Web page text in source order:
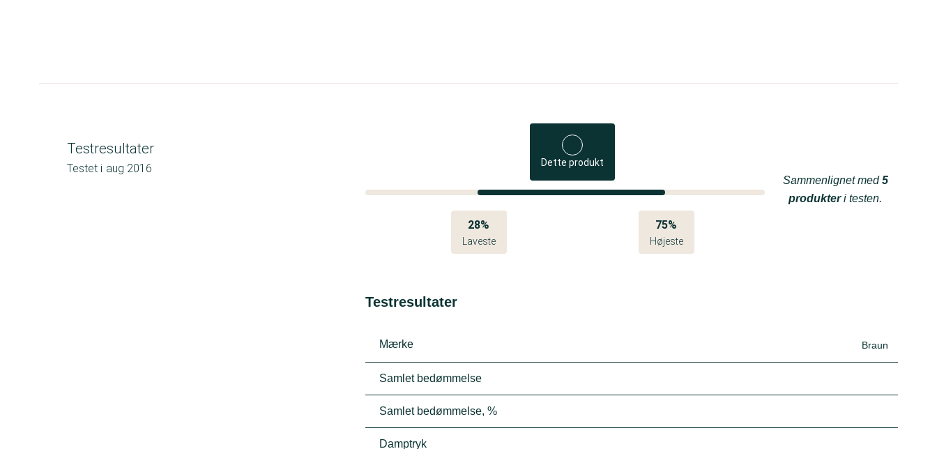
Testresultater
Testet i aug 2016 Dette produkt
28%
Laveste
75%
Højeste
Sammenlignet med5
produkteri testen.
Testresultater
Mærke Braun
Samlet bedømmelse
Samlet bedømmelse, %
Damptryk